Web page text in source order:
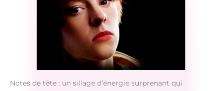
Notes de tête : un sillage d’énergie surprenant qui